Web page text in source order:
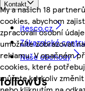
My a našich 18
cookies, abychom
zpracovali osobní
umožníte zobrazovat
reklamu. V opačném
cookies, které
můžete kdykoliv
Kontakt
itesco.cz
Zákaznické
Naše obchody
followUs